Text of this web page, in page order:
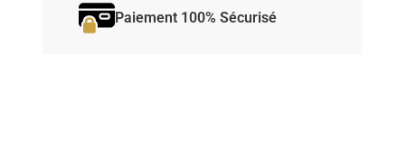
Paiement 100% Sécurisé